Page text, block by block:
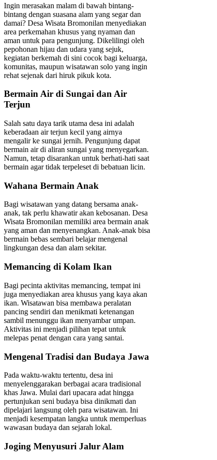
Ingin merasakan malam di bawah bintang-
bintang dengan suasana alam yang segar dan
damai? Desa Wisata Bromonilan menyediakan
area perkemahan khusus yang nyaman dan
aman untuk para pengunjung. Dikelilingi oleh
pepohonan hijau dan udara yang sejuk,
kegiatan berkemah di sini cocok bagi keluarga,
komunitas, maupun wisatawan solo yang ingin
rehat sejenak dari hiruk pikuk kota.
Bermain Air di Sungai dan Air
Terjun
Salah satu daya tarik utama desa ini adalah
keberadaan air terjun kecil yang airnya
mengalir ke sungai jernih. Pengunjung dapat
bermain air di aliran sungai yang menyegarkan.
Namun, tetap disarankan untuk berhati-hati saat
bermain agar tidak terpeleset di bebatuan licin.
Wahana Bermain Anak
Bagi wisatawan yang datang bersama anak-
anak, tak perlu khawatir akan kebosanan. Desa
Wisata Bromonilan memiliki area bermain anak
yang aman dan menyenangkan. Anak-anak bisa
bermain bebas sembari belajar mengenal
lingkungan desa dan alam sekitar.
Memancing di Kolam Ikan
Bagi pecinta aktivitas memancing, tempat ini
juga menyediakan area khusus yang kaya akan
ikan. Wisatawan bisa membawa peralatan
pancing sendiri dan menikmati ketenangan
sambil menunggu ikan menyambar umpan.
Aktivitas ini menjadi pilihan tepat untuk
melepas penat dengan cara yang santai.
Mengenal Tradisi dan Budaya Jawa
Pada waktu-waktu tertentu, desa ini
menyelenggarakan berbagai acara tradisional
khas Jawa. Mulai dari upacara adat hingga
pertunjukan seni budaya bisa dinikmati dan
dipelajari langsung oleh para wisatawan. Ini
menjadi kesempatan langka untuk memperluas
wawasan budaya dan sejarah lokal.
Joging Menyusuri Jalur Alam